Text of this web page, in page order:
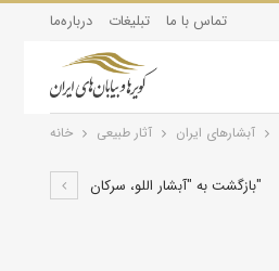
درباره‌ما تبلیغات تماس با ما
خانه آثار طبیعی آبشارهای ایران
بازگشت به "آبشار اللو، سرکان"